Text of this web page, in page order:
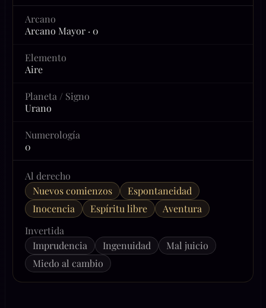
Arcano
Arcano Mayor · 0
Elemento
Aire
Planeta / Signo
Urano
Numerología
0
Al derecho
Nuevos comienzos
Espontaneidad
Inocencia
Espíritu libre
Aventura
Invertida
Imprudencia
Ingenuidad
Mal juicio
Miedo al cambio